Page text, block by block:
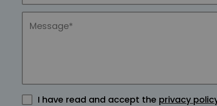
I have read and accept the privacy